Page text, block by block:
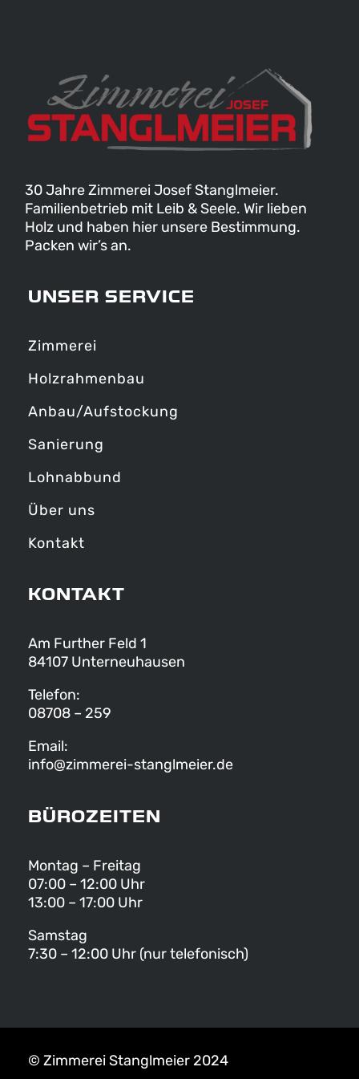
30 Jahre Zimmerei Josef Stanglmeier.
Familienbetrieb mit Leib & Seele. Wir lieben
Holz und haben hier unsere Bestimmung.
Packen wir’s an.
UNSER SERVICE
Zimmerei
Holzrahmenbau
Anbau/Aufstockung
Sanierung
Lohnabbund
Über uns
Kontakt
KONTAKT
Am Further Feld 1
84107 Unterneuhausen
Telefon:
08708 – 259
Email:
info@zimmerei-stanglmeier.de
BÜROZEITEN
Montag – Freitag
07:00 – 12:00 Uhr
13:00 – 17:00 Uhr
Samstag
7:30 – 12:00 Uhr (nur telefonisch)
© Zimmerei Stanglmeier 2024